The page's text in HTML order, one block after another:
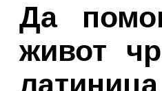
Да
живот